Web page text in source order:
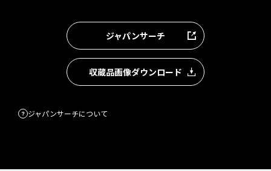
ジャパンサーチ
収蔵品画像ダウンロード
ジャパンサーチについて